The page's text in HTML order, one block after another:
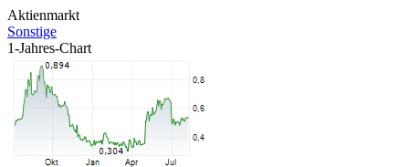
Aktienmarkt
Sonstige
1-Jahres-Chart